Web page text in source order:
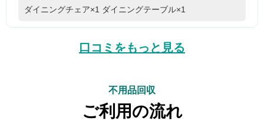
ダイニングチェア×1 ダイニングテーブル×1
口コミをもっと見る
不用品回収
ご利用の流れ